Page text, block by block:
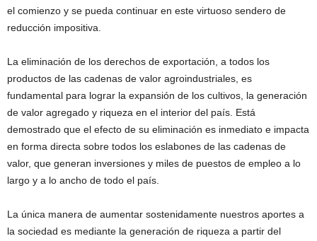
el comienzo y se pueda continuar en este virtuoso sendero de
reducción impositiva.
La eliminación de los derechos de exportación, a todos los
productos de las cadenas de valor agroindustriales, es
fundamental para lograr la expansión de los cultivos, la generación
de valor agregado y riqueza en el interior del país. Está
demostrado que el efecto de su eliminación es inmediato e impacta
en forma directa sobre todos los eslabones de las cadenas de
valor, que generan inversiones y miles de puestos de empleo a lo
largo y a lo ancho de todo el país.
La única manera de aumentar sostenidamente nuestros aportes a
la sociedad es mediante la generación de riqueza a partir del